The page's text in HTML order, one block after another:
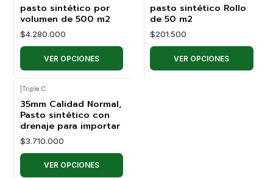
pasto sintético por
volumen de 500 m2
$4.280.000
VER OPCIONES
pasto sintético Rollo
de 50 m2
$201.500
VER OPCIONES
Triple C
35mm Calidad Normal,
Pasto sintético con
drenaje para importar
$3.710.000
VER OPCIONES